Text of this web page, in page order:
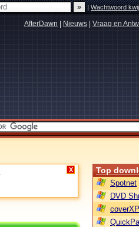
|Wachtwoord
AfterDawn Nieuws Vraag en
X Top
Spotnet
DVD